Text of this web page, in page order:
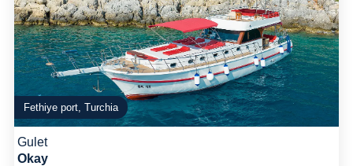
Fethiye port, Turchia
Gulet
Okay